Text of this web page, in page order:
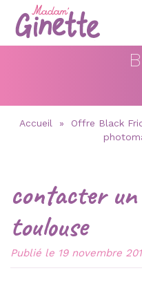
Accueil » Offre Black
contacter
toulouse
Publié le 19 novembre